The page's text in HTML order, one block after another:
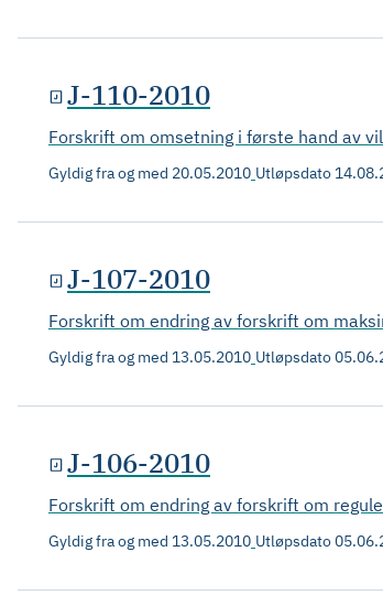
J-110-2010
Forskrift om omsetning i første hand av
Gyldig fra og med 20.05.2010 Utløpsdato
J-107-2010
Forskrift om endring av forskrift om
Gyldig fra og med 13.05.2010 Utløpsdato
J-106-2010
Forskrift om endring av forskrift om
Gyldig fra og med 13.05.2010 Utløpsdato